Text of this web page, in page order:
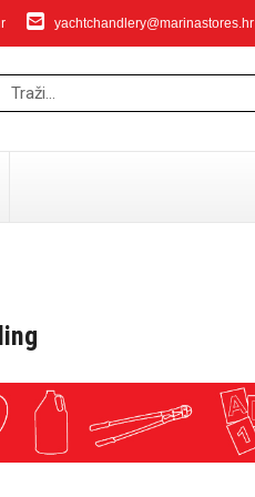
yachtchandlery@marinastores.hr
Sidrena vitla i dodaci
Sidra i dodaci
Dodaci za sidrenje i privezivanje
Lanci